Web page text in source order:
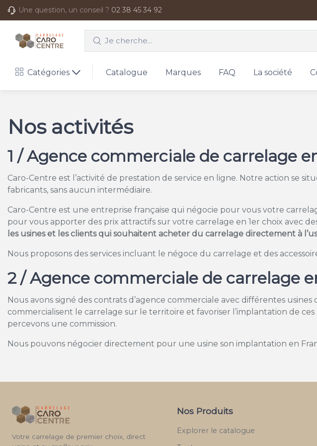
Une question, un conseil ? 02 38 45 34 92
Catégories Catalogue Marques FAQ La société
Nos activités
1 / Agence commerciale de carrelage
Caro-Centre est l’activité de prestation de service en ligne. Notre action se
fabricants, sans aucun intermédiaire.
Caro-Centre est une entreprise française qui négocie pour vous votre
pour vous apporter des prix attractifs sur votre carrelage en 1er choix avec
les usines et les clients qui souhaitent acheter du carrelage directement à
Nous proposons des services incluant le négoce du carrelage et des
2 / Agence commerciale de carrelage
Nous avons signé des contrats d’agence commerciale avec différentes
commercialisent le carrelage sur le territoire et favoriser l’implantation de
percevons une commission.
Nous pouvons négocier directement pour une usine son implantation en
Votre carrelage de premier choix, direct
Nos Produits
Explorer le catalogue